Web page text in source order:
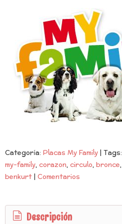
Categoría: Placas My Family| Tags:
my-family corazon circulo bronce
benkurt| Comentarios
Descripción